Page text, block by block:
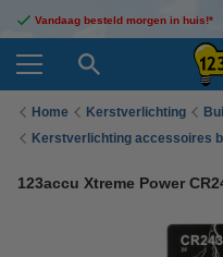
Vandaag besteld morgen in huis!*
Home Kerstverlichting
Kerstverlichting accessoires
123accu Xtreme Power